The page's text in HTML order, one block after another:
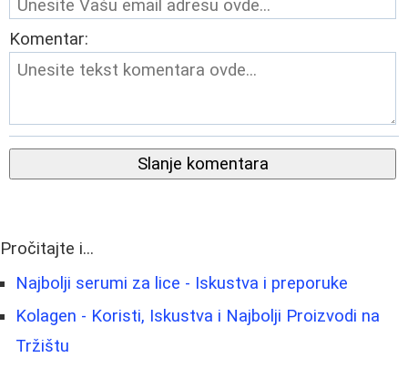
Komentar:
Slanje komentara
Pročitajte i...
Najbolji serumi za lice - Iskustva i preporuke
Kolagen - Koristi, Iskustva i Najbolji Proizvodi na
Tržištu